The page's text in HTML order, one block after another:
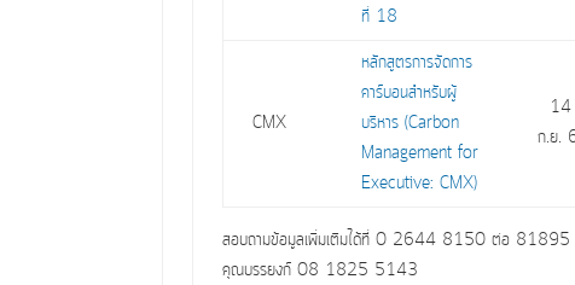
ที่ 18
CMX
หลักสูตรการจัดการ
คาร์บอนสำหรับผู้
บริหาร (Carbon
Management for
Executive: CMX)
14
ก.ย.
สอบถามข้อมูลเพิ่มเติมได้ที่ 0 2644 8150 ต่อ 81895
คุณบรรยงก์ 08 1825 5143